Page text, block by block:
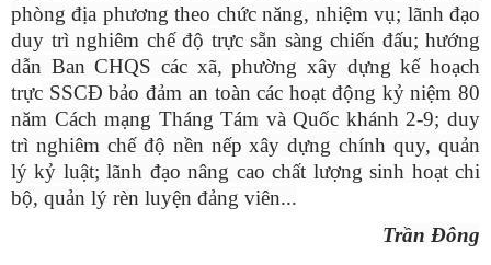
phòng địa phương theo chức năng, nhiệm vụ; lãnh đạo
duy trì nghiêm chế độ trực sẵn sàng chiến đấu; hướng
dẫn Ban CHQS các xã,phường xây dựng kế hoạch
trực SSCĐ bảo đảm an toàn các hoạt động kỷ niệm 80
năm Cách mạng Tháng Tám và Quốc khánh 2-9; duy
trì nghiêm chế độ nền nếp xây dựng chính quy, quản
lý kỷ luật; lãnh đạo nâng cao chất lượng sinh hoạt chi
bộ, quản lý rèn luyện đảng viên...
Trần Đông